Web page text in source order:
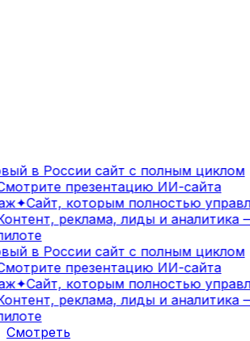
в России сайт с полным циклом
презентацию ИИ-сайта
✦Сайт, которым полностью
реклама, лиды и аналитика
в России сайт с полным циклом
презентацию ИИ-сайта
✦Сайт, которым полностью
реклама, лиды и аналитика
Смотреть